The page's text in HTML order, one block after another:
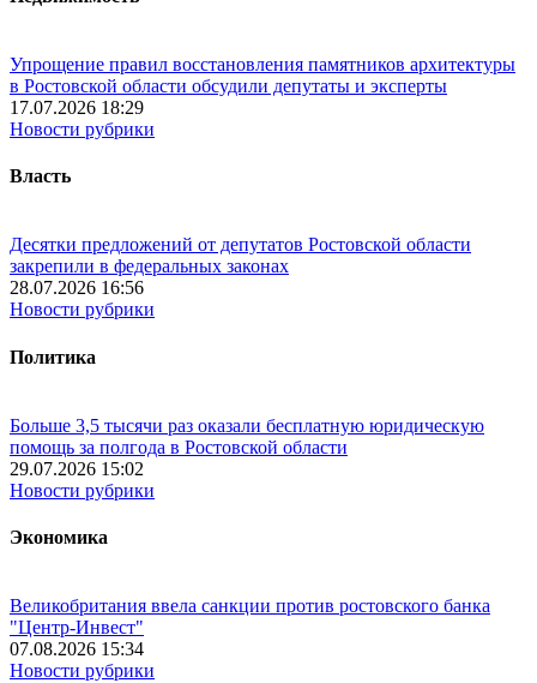
Упрощение правил восстановления памятников архитектуры
в Ростовской области обсудили депутаты и эксперты
17.07.2026 18:29
Новости рубрики
Власть
Десятки предложений от депутатов Ростовской области
закрепили в федеральных законах
28.07.2026 16:56
Новости рубрики
Политика
Больше 3,5 тысячи раз оказали бесплатную юридическую
помощь за полгода в Ростовской области
29.07.2026 15:02
Новости рубрики
Экономика
Великобритания ввела санкции против ростовского банка
"Центр-Инвест"
07.08.2026 15:34
Новости рубрики